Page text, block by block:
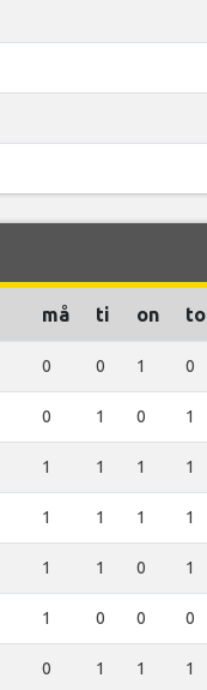
må ti on to
0 0 1 0
0 1 0 1
1 1 1 1
1 1 1 1
1 1 0 1
1 0 0 0
0 1 1 1